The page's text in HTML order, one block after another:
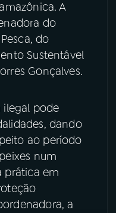
A
do
do
Sustentável
Gonçalves.
ilegal pode
dando
ao período
num
prática em
a